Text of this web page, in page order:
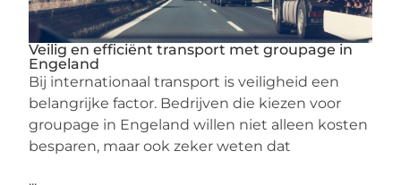
Veilig en efficiënt transport met groupage in
Engeland
Bij internationaal transport is veiligheid een
belangrijke factor. Bedrijven die kiezen voor
groupage in Engeland willen niet alleen kosten
besparen, maar ook zeker weten dat
...